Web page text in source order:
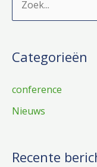
o
k
a
a
Categorieën
conference
Nieuws
Recente